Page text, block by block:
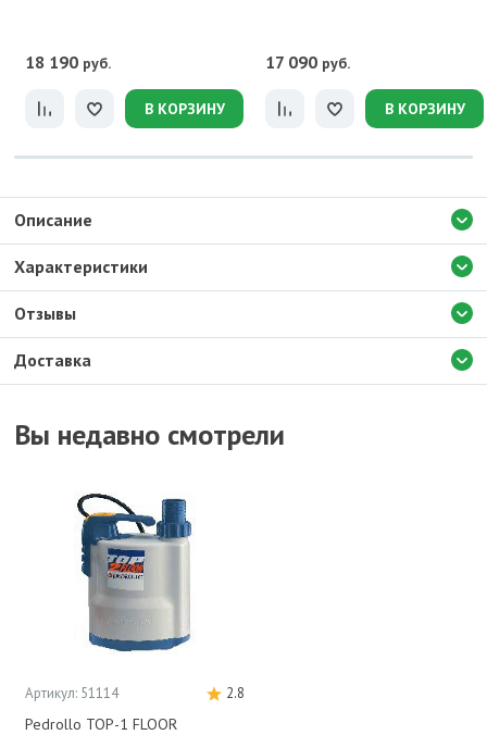
18 190 руб.
В КОРЗИНУ
17 090 руб.
В КОРЗИНУ
Доставка
Описание
Характеристики
Отзывы
Вы недавно смотрели
Артикул: 51114 2.8
Pedrollo TOP-1 FLOOR